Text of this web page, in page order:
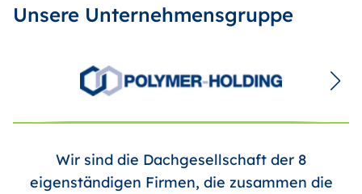
Unsere Unternehmensgruppe
Wir sind die Dachgesellschaft der 8
eigenständigen Firmen, die zusammen die